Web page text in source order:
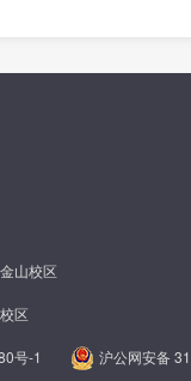
山校区
区
号-1 沪公网安备